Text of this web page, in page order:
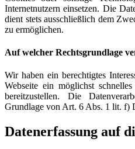
Internetnutzern einsetzen. Die
dient stets ausschließlich dem
zu ermöglichen.
Auf welcher Rechtsgrundlage
Wir haben ein berechtigtes
Webseite ein möglichst
bereitzustellen. Die
Grundlage von Art. 6 Abs. 1 lit. f)
Datenerfassung auf